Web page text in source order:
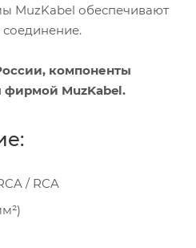
MuzKabel обеспечивают
компоненты
фирмой MuzKabel.
/ RCA